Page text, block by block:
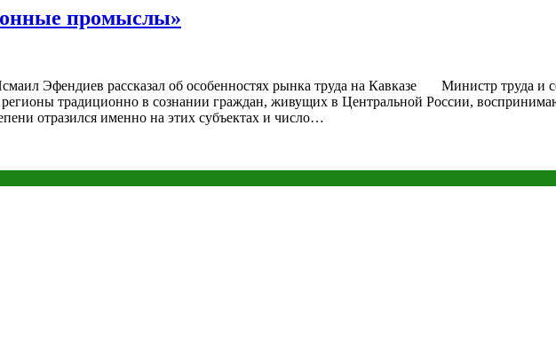
промыслы»
Эфендиев рассказал об особенностях рынка труда на Кавказе Министр труда и
традиционно в сознании граждан, живущих в Центральной России,
отразился именно на этих субъектах и число…